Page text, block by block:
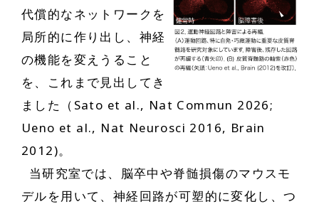
代償的なネットワークを
局所的に作り出し、神経
の機能を変えうること
を、これまで見出してき
ました（Sato et al., Nat Commun 2026;
Ueno et al., Nat Neurosci 2016, Brain
2012)。
当研究室では、脳卒中や脊髄損傷のマウスモ
デルを用いて、神経回路が可塑的に変化し、つ